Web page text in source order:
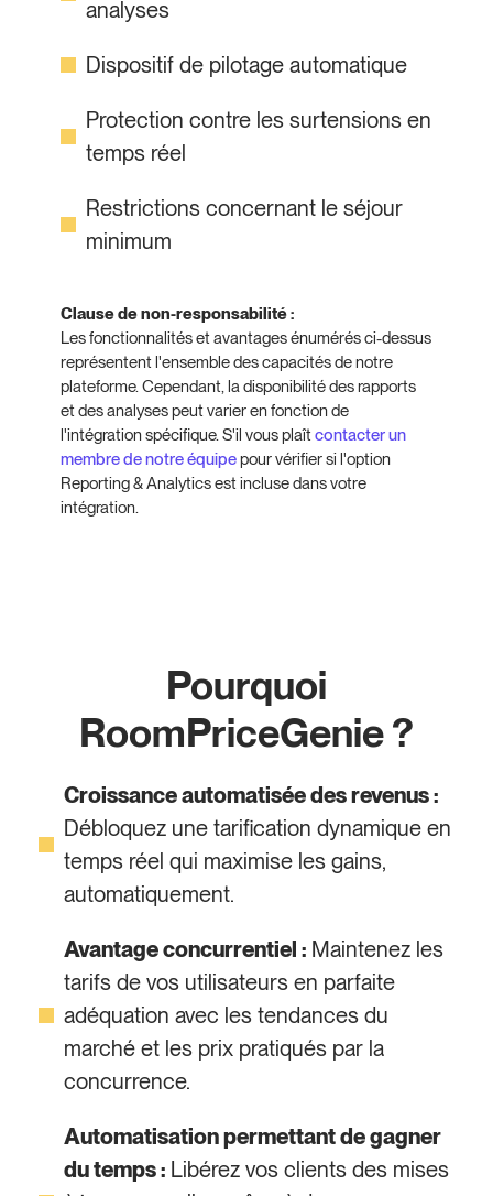
analyses
Dispositif de pilotage automatique
Protection contre les surtensions en
temps réel
Restrictions concernant le séjour
minimum
Clause de non-responsabilité :
Les fonctionnalités et avantages énumérés ci-dessus
représentent l'ensemble des capacités de notre
plateforme. Cependant, la disponibilité des rapports
et des analyses peut varier en fonction de
l'intégration spécifique. S'il vous plaîtcontacter un
membre de notre équipepour vérifier si l'option
Reporting & Analytics est incluse dans votre
intégration.
Pourquoi
RoomPriceGenie ?
Croissance automatisée des revenus :
Débloquez une tarification dynamique en
temps réel qui maximise les gains,
automatiquement.
Avantage concurrentiel :Maintenez les
tarifs de vos utilisateurs en parfaite
adéquation avec les tendances du
marché et les prix pratiqués par la
concurrence.
Automatisation permettant de gagner
du temps :Libérez vos clients des mises